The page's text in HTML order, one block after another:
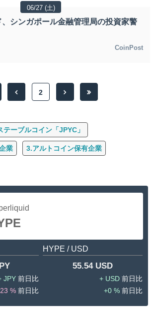
06/27 (土)
シンガポール金融管理局の投資家警
CoinPost
2
テーブルコイン「JPYC」
業 3.アルトコイン保有企業
JPY
%
HYPE / USD
55.54 USD
USD
0 %